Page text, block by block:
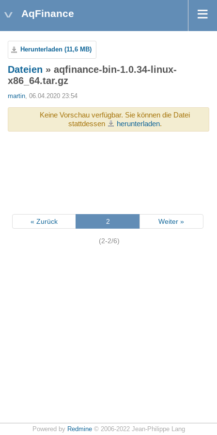
AqFinance
Herunterladen (11,6 MB)
Dateien » aqfinance-bin-1.0.34-linux-
x86_64.tar.gz
martin, 06.04.2020 23:54
Keine Vorschau verfügbar. Sie können die Datei
stattdessen
herunterladen.
« Zurück 2 Weiter »
(2-2/6)
Powered by Redmine© 2006-2022 Jean-Philippe Lang